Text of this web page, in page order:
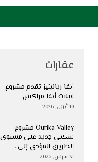
عقارات
أنفا رياليتيز تقدم مشروع
فيلات أنفا مراكش
10 أبريل, 2026
Ourika Valley مشروع
سكني جديد على مستوى
الطريق المؤدي إلى…
31 مارس, 2026